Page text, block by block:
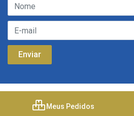
Meus Pedidos